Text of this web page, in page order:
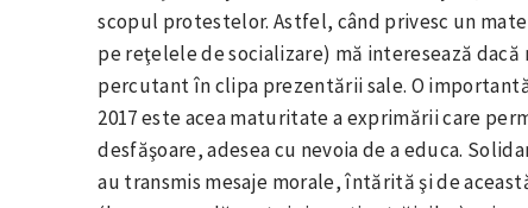
scopul protestelor. Astfel, când privesc un
pe reţelele de socializare) mă interesează
percutant în clipa prezentării sale. O
2017 este acea maturitate a exprimării care
desfăşoare, adesea cu nevoia de a educa.
au transmis mesaje morale, întărită şi de